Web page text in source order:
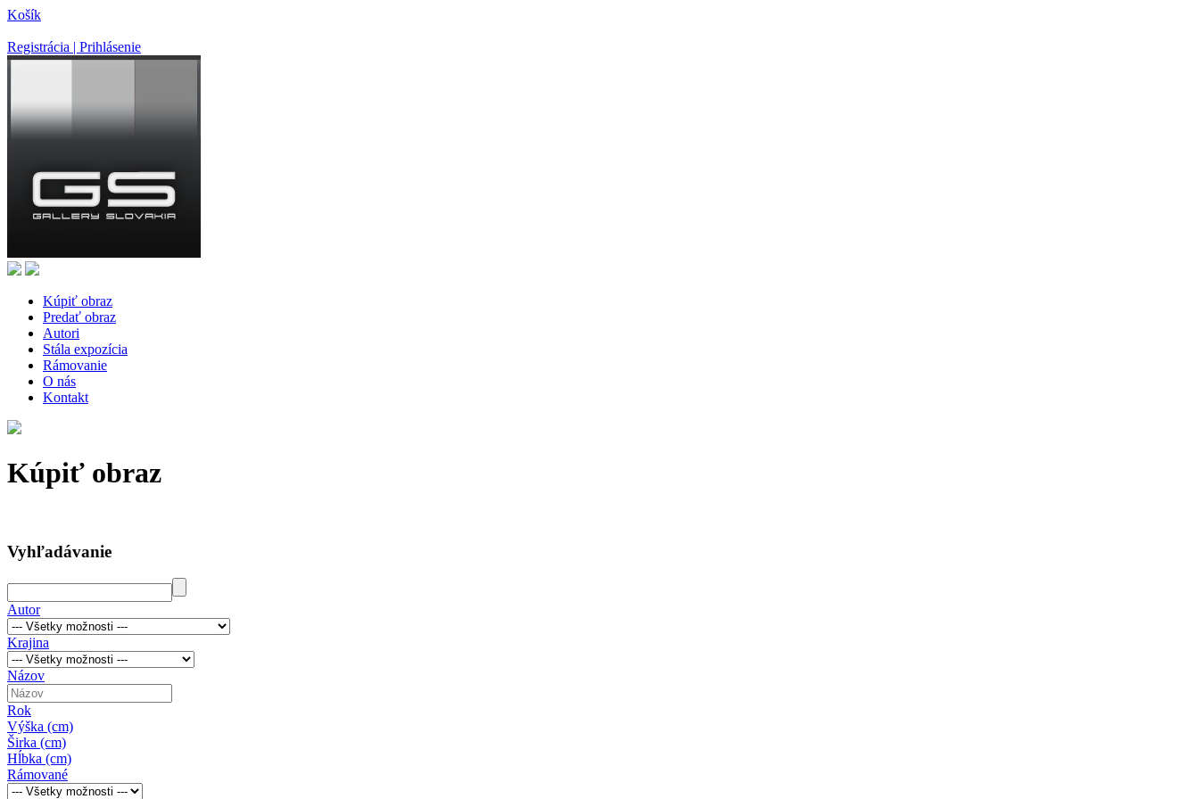
Košík
Registrácia | Prihlásenie
Kúpiť obraz
Predať obraz
Autori
Stála expozícia
Rámovanie
O nás
Kontakt
Kúpiť obraz
Vyhľadávanie
Autor
Krajina
Názov
Rok
Výška (cm)
Širka (cm)
Hĺbka (cm)
Rámované